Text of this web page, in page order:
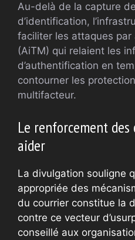
Au-delà de la capture
d’identification,
faciliter les attaques par
(AiTM) qui relaient les
d’authentification en
contourner les
multifacteur.
Le renforcement
aider
La divulgation souligne
appropriée des
du courrier constitue la
contre ce vecteur
conseillé aux